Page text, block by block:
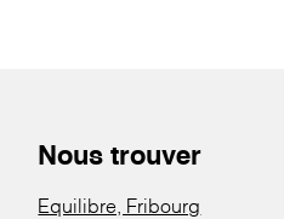
Nous trouver
Equilibre, Fribourg